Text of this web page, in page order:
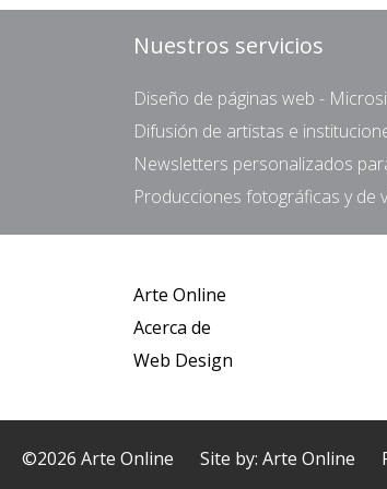
Nuestros servicios
Diseño de páginas web -
Difusión de artistas e
Newsletters personalizados
Producciones fotográficas y de
Arte Online
Acerca de
Web Design
©2026 Arte Online Site by: Arte Online